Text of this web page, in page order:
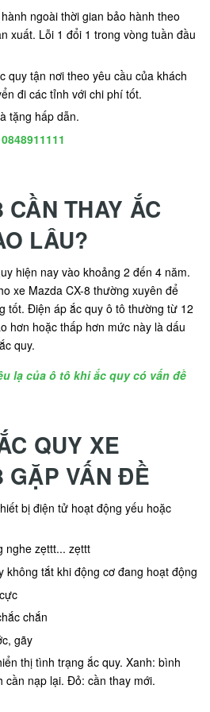
ngoài thời gian bảo hành theo
xuất. Lỗi 1 đổi 1 trong vòng tuần đầu
quy tận nơi theo yêu cầu của khách
đi các tỉnh với chi phí tốt.
tặng hấp dẫn.
0848911111
CẦN THAY ẮC
LÂU?
hiện nay vào khoảng 2 đến 4 năm.
xe Mazda CX-8 thường xuyên để
tốt. Điện áp ắc quy ô tô thường từ 12
hơn hoặc thấp hơn mức này là dấu
quy.
lạ của ô tô khi ắc quy có vấn đề
QUY XE
GẶP VẤN ĐỀ
bị điện tử hoạt động yếu hoặc
nghe zẹttt... zẹttt
không tắt khi động cơ đang hoạt động
chắn
gãy
thị tình trạng ắc quy. Xanh: bình
nạp lại. Đỏ: cần thay mới.